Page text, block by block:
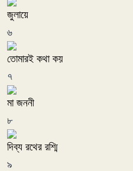
জুলায়ে
৬
তোমারই কথা কয়
৭
মা জননী
৮
দিব্য রথের রশ্মি
৯